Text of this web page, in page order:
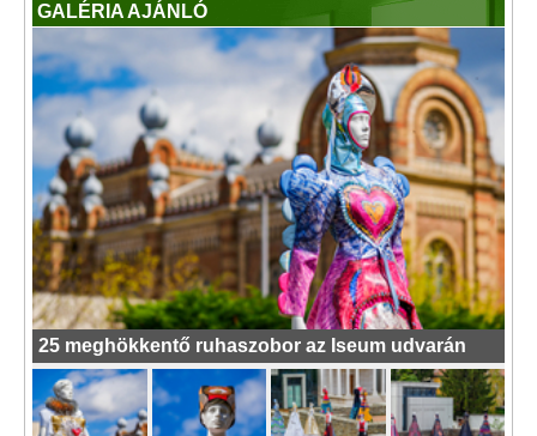
GALÉRIA AJÁNLÓ
25 meghökkentő ruhaszobor az Iseum udvarán